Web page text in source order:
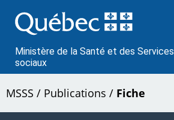
au
contenu
Ministère de la Santé et des Services
sociaux
MSSS / Publications / Fiche